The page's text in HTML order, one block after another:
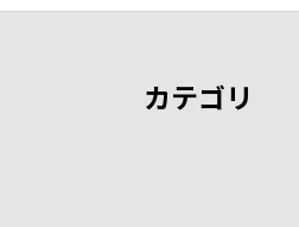
カテゴリ